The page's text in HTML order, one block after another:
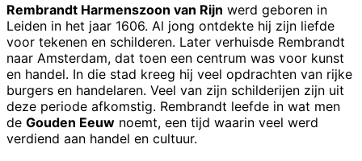
Rembrandt Harmenszoon van Rijn werd geboren in
Leiden in het jaar 1606. Al jong ontdekte hij zijn liefde
voor tekenen en schilderen. Later verhuisde Rembrandt
naar Amsterdam, dat toen een centrum was voor kunst
en handel. In die stad kreeg hij veel opdrachten van rijke
burgers en handelaren. Veel van zijn schilderijen zijn uit
deze periode afkomstig. Rembrandt leefde in wat men
de Gouden Eeuw noemt, een tijd waarin veel werd
verdiend aan handel en cultuur.